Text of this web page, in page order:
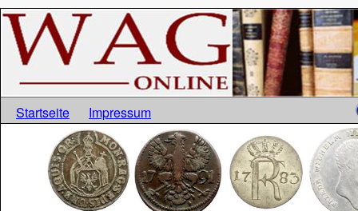
Startseite Impressum